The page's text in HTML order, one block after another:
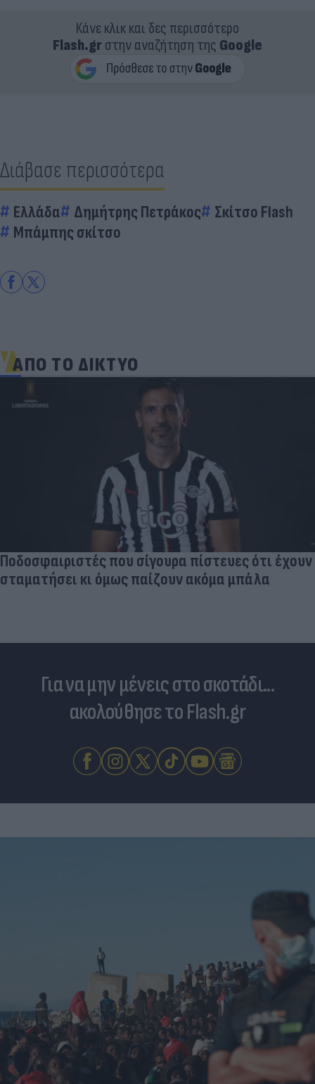
Κάνε κλικ και δες περισσότερο
Flash.grστην αναζήτηση της Google
Διάβασε περισσότερα
Ελλάδα Δημήτρης Πετράκος
Σκίτσο Flash
Μπάμπης σκίτσο
ΑΠΟ ΤΟ ΔΙΚΤΥΟ
Ηλεκτρικά πατίνια: 3,5 φορές μεγαλύτερος ο
κίνδυνος σοβαρής εγκεφαλικής κάκωσης
Για να μην μένεις στο σκοτάδι...
ακολούθησε το Flash.gr